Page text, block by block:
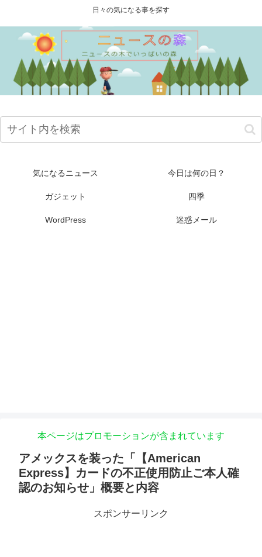
日々の気になる事を探す
気になるニュース 今日は何の日？
ガジェット 四季
WordPress 迷惑メール
本ページはプロモーションが含まれています
アメックスを装った「【American
Express】カードの不正使用防止ご本人確
認のお知らせ」概要と内容
スポンサーリンク